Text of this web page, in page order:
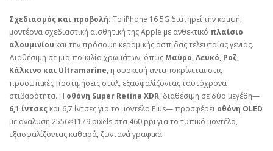
Σχεδιασμός και προβολή: Το iPhone 16 5G διατηρεί την κομψή,
μοντέρνα σχεδιαστική αισθητική της Apple με ανθεκτικό πλαίσιο
αλουμινίου και την πρόσοψη κεραμικής ασπίδας τελευταίας γενιάς.
Διαθέσιμη σε μια ποικιλία χρωμάτων, όπως Μαύρο, Λευκό, Ροζ,
Κάλκινο και Ultramarine, η συσκευή ανταποκρίνεται στις
προσωπικές προτιμήσεις στυλ, εξασφαλίζοντας ταυτόχρονα
στιβαρότητα. Η οθόνη Super Retina XDR, διαθέσιμη σε δύο μεγέθη—
6,1 ίντσες και 6,7 ίντσες για το μοντέλο Plus— προσφέρει οθόνη OLED
με ανάλυση 2556×1179 pixels στα 460 ppi για το τυπικό μοντέλο,
εξασφαλίζοντας καθαρά, ζωντανά γραφικά.